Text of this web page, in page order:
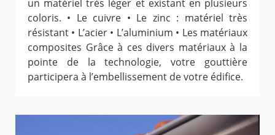
un matériel très léger et existant en plusieurs
coloris. • Le cuivre • Le zinc : matériel très
résistant • L’acier • L’aluminium • Les matériaux
composites Grâce à ces divers matériaux à la
pointe de la technologie, votre gouttière
participera à l’embellissement de votre édifice.